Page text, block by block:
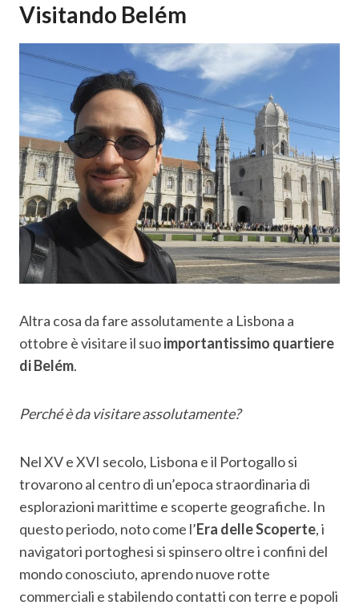
Visitando Belém
Altra cosa da fare assolutamente a Lisbona a
ottobre è visitare il suoimportantissimo quartiere
di Belém.
Perché è da visitare assolutamente?
Nel XV e XVI secolo, Lisbona e il Portogallo si
trovarono al centro di un’epoca straordinaria di
esplorazioni marittime e scoperte geografiche. In
questo periodo, noto come l’Era delle Scoperte, i
navigatori portoghesi si spinsero oltre i confini del
mondo conosciuto, aprendo nuove rotte
commerciali e stabilendo contatti con terre e popoli